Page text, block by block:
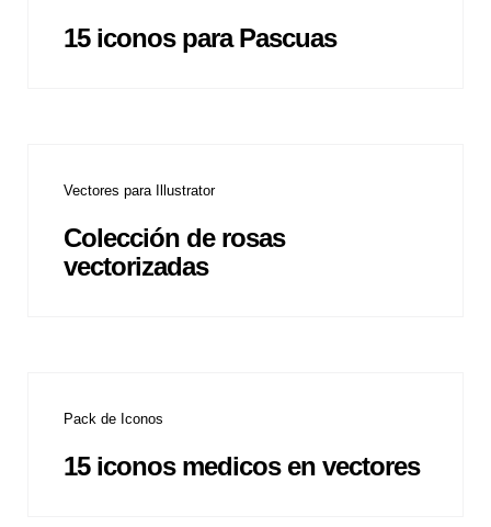
15 iconos para Pascuas
Vectores para Illustrator
Colección de rosas
vectorizadas
Pack de Iconos
15 iconos medicos en vectores